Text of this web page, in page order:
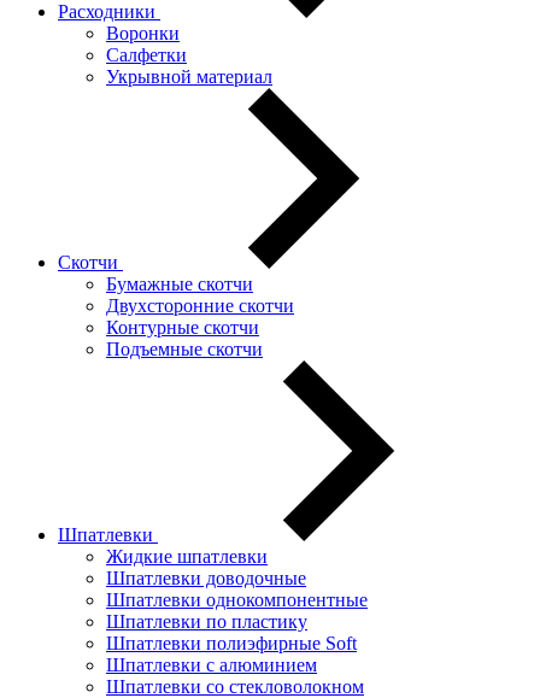
Расходники
Воронки
Салфетки
Укрывной материал
Скотчи
Бумажные скотчи
Двухсторонние скотчи
Контурные скотчи
Подъемные скотчи
Шпатлевки
Жидкие шпатлевки
Шпатлевки доводочные
Шпатлевки однокомпонентные
Шпатлевки по пластику
Шпатлевки полиэфирные Soft
Шпатлевки с алюминием
Шпатлевки со стекловолокном